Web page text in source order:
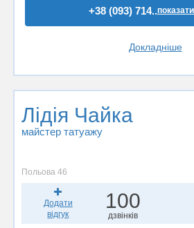
+38 (093) 714..
Докладніше
Лідія Чайка
майстер татуажу
Польова 46
Додати
відгук
100
дзвінків